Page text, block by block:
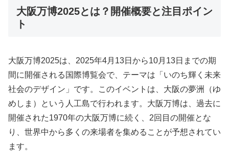
大阪万博2025とは？開催概要と注目ポイン
ト
大阪万博2025は、2025年4月13日から10月13日までの期
間に開催される国際博覧会で、テーマは「いのち輝く未来
社会のデザイン」です。このイベントは、大阪の夢洲（ゆ
めしま）という人工島で行われます。大阪万博は、過去に
開催された1970年の大阪万博に続く、2回目の開催とな
り、世界中から多くの来場者を集めることが予想されてい
ます。